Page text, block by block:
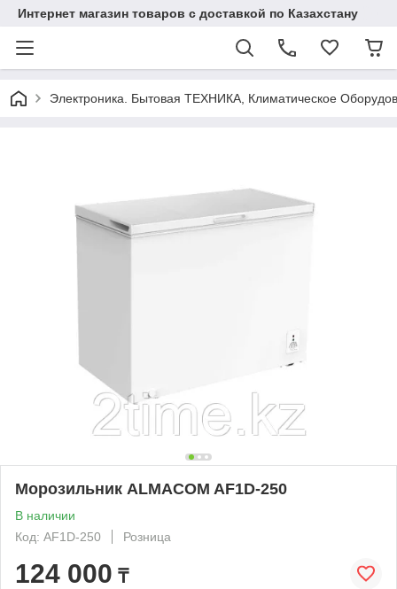
Интернет магазин товаров с доставкой по Казахстану
Электроника. Бытовая ТЕХНИКА, Климатическое
Морозильник ALMACOM AF1D-250
В наличии
Код: AF1D-250
Розница
124 000 ₸